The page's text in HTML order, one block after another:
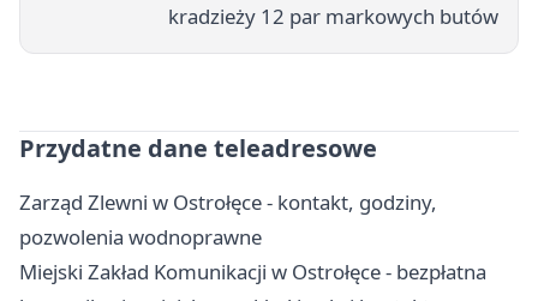
kradzieży 12 par markowych butów
Przydatne dane teleadresowe
Zarząd Zlewni w Ostrołęce - kontakt, godziny,
pozwolenia wodnoprawne
Miejski Zakład Komunikacji w Ostrołęce - bezpłatna